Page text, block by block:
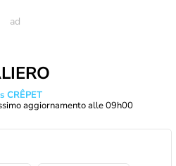
CRÊPET
aggiornamento alle09h00